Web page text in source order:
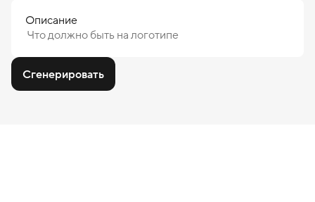
Описание
Сгенерировать